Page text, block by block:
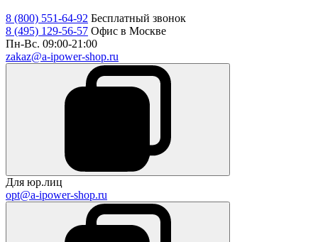
8 (800) 551-64-92 Бесплатный звонок
8 (495) 129-56-57 Офис в Москве
Пн-Вс. 09:00-21:00
zakaz@a-ipower-shop.ru
Для юр.лиц
opt@a-ipower-shop.ru